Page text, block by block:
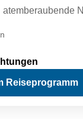
Reiseprogramm